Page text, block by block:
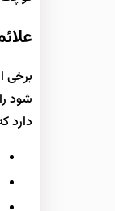
برخی
شود
دارد